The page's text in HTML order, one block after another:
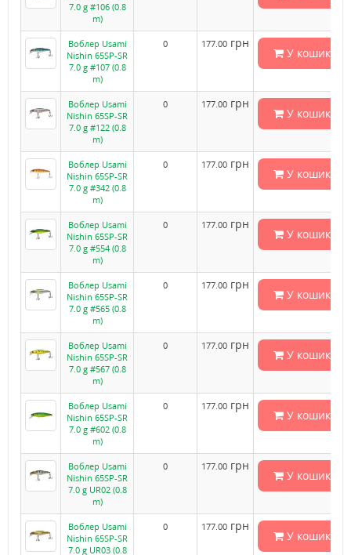
7.0 g #106 (0.8
m)
Воблер Usami
Nishin 65SP-SR
7.0 g #107 (0.8
m)
0 177.00 грн
У кошик
Воблер Usami
Nishin 65SP-SR
7.0 g #122 (0.8
m)
0 177.00 грн
У кошик
Воблер Usami
Nishin 65SP-SR
7.0 g #342 (0.8
m)
0 177.00 грн
У кошик
Воблер Usami
Nishin 65SP-SR
7.0 g #554 (0.8
m)
0 177.00 грн
У кошик
Воблер Usami
Nishin 65SP-SR
7.0 g #565 (0.8
m)
0 177.00 грн
У кошик
Воблер Usami
Nishin 65SP-SR
7.0 g #567 (0.8
m)
0 177.00 грн
У кошик
Воблер Usami
Nishin 65SP-SR
7.0 g #602 (0.8
m)
0 177.00 грн
У кошик
Воблер Usami
Nishin 65SP-SR
7.0 g UR02 (0.8
m)
0 177.00 грн
У кошик
Воблер Usami
Nishin 65SP-SR
7.0 g UR03 (0.8
0 177.00 грн
У кошик